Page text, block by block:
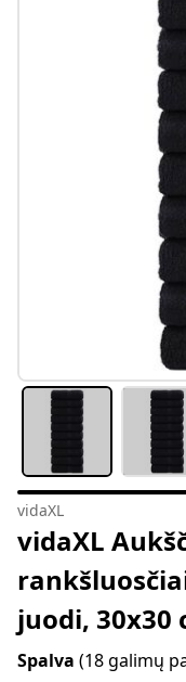
vidaXL
vidaXL
juodi, 30x30
Spalva (18 galimų